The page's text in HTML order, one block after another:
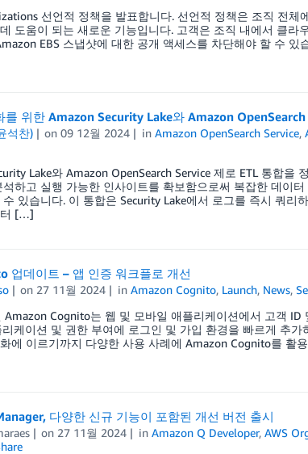
선언적 정책을 발표합니다. 선언적 정책은 조직 전
도움이 되는 새로운 기능입니다. 고객은 조직 내에서 클
EBS 스냅샷에 대한 공개 액세스를 차단해야 할 수
를 위한 Amazon Security Lake와 Amazon
석찬) on09 12월 2024 inAmazon OpenSearch Service,
Lake와 Amazon OpenSearch Service 제로 ETL 통합
하고 실행 가능한 인사이트를 확보함으로써 복잡한 데이
있습니다. 이 통합은 Security Lake에서 로그를 즉시 쿼
터 […]
업데이트 – 앱 인증 워크플로 개선
on 27 11월 2024 inAmazon Cognito, Launch, News,
Amazon Cognito는 웹 및 모바일 애플리케이션에서 고객
케이션 및 권한 부여에 로그인 및 가입 환경을 빠르게 추
에 이르기까지 다양한 사용 사례에 Amazon Cognito를
다양한 신규 기능이 포함된 개선 버전 출시
on 27 11월 2024 inAmazon Q Developer,AWS